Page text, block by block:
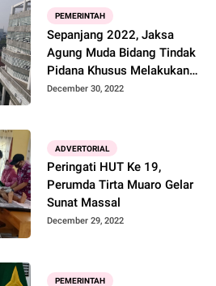
PEMERINTAH
Sepanjang 2022, Jaksa
Agung Muda Bidang Tindak
Pidana Khusus Melakukan
Penyidikan dan Penuntutan
dan Perekonomian Negara
yang Mencapai Lebih dari
Rp144 Triliun
December 30, 2022
ADVERTORIAL
Peringati HUT Ke 19,
Perumda Tirta Muaro Gelar
Sunat Massal
December 29, 2022
PEMERINTAH